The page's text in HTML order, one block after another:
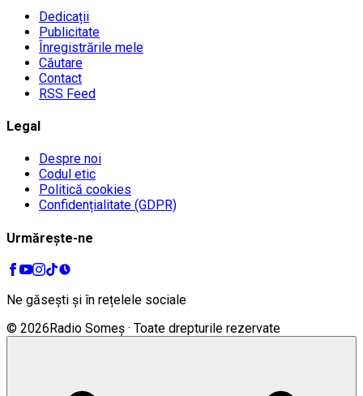
Dedicații
Publicitate
Înregistrările mele
Căutare
Contact
RSS Feed
Legal
Despre noi
Codul etic
Politică cookies
Confidențialitate (GDPR)
Urmărește-ne
Ne găsești și în rețelele sociale
© 2026Radio Someș · Toate drepturile rezervate